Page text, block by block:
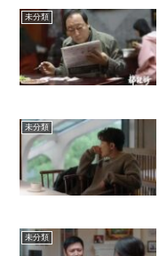
未分類
未分類
未分類